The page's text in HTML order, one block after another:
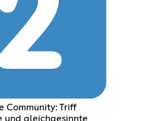
Community: Triff
und gleichgesinnte